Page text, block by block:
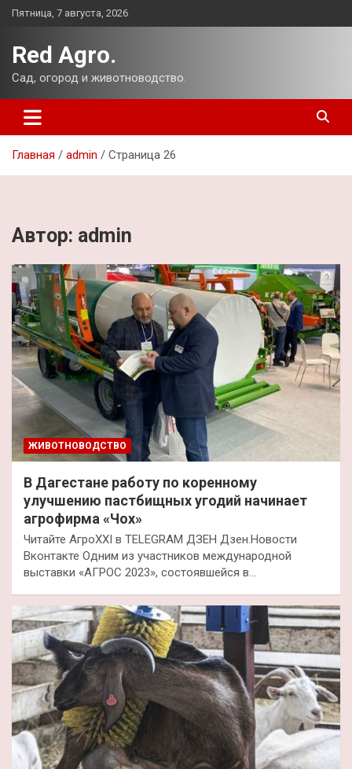
Перейти
Пятница, 7 августа, 2026
Red Agro.
Сад, огород и животноводство.
Главная admin Страница 26
Автор: admin
ЖИВОТНОВОДСТВО
В Дагестане работу по коренному
улучшению пастбищных угодий начинает
агрофирма «Чох»
Читайте АгроXXI в TELEGRAM ДЗЕН Дзен.Новости
Вконтакте Одним из участников международной
выставки «АГРОС 2023», состоявшейся в…